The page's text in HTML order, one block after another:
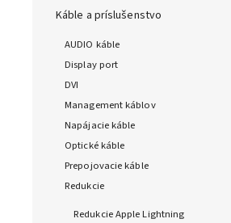
Káble a príslušenstvo
AUDIO káble
Display port
DVI
Management káblov
Napájacie káble
Optické káble
Prepojovacie káble
Redukcie
Redukcie Apple Lightning